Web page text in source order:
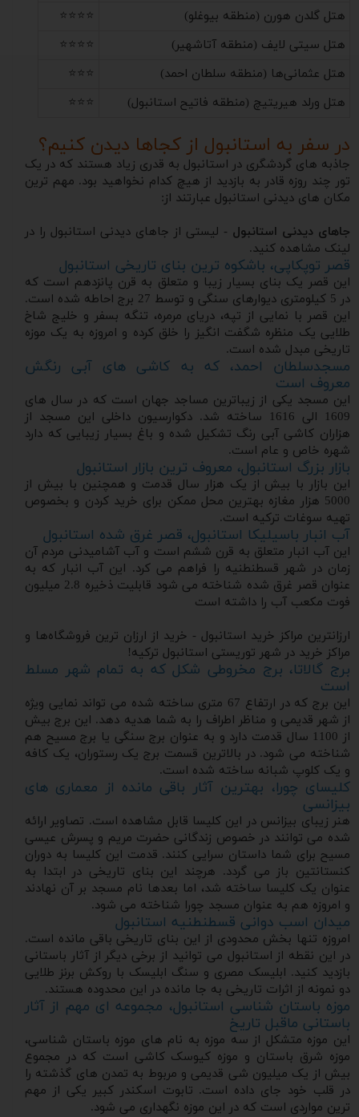
هتل گلدن هورن (منطقه بیوغلو)
⭐⭐⭐⭐
هتل سیتی لایف (منطقه آتاشهیر)
⭐⭐⭐⭐
هتل عثمانی‌ها (منطقه سلطان احمد)
⭐⭐⭐
هتل ورلد هیریتیچ (منطقه فاتیح استانبول)
⭐⭐⭐
در سفر به استانبول از کجاها دیدن کنیم؟
جاذبه های گردشگری در استانبول به قدری زیاد هستند که در یک
تور چند روزه قادر به بازدید از هیچ کدام نخواهید بود. مهم ترین
مکان های دیدنی استانبول عبارتند از:
جاهای دیدنی استانبول - لیستی از جاهای دیدنی استانبول را در
لینک مشاهده کنید.
قصر توپکاپی، باشکوه ترین بنای تاریخی استانبول
این قصر یک بنای بسیار زیبا و متعلق به قرن پانزدهم است که
در 5 کیلومتری دیوارهای سنگی و توسط 27 برج احاطه شده است.
این قصر با نمایی از تپه، دریای مرمره، تنگه بسفر و خلیج شاخ
طلایی یک منظره شگفت انگیز را خلق کرده و امروزه به یک موزه
تاریخی مبدل شده است.
مسجدسلطان احمد، که به کاشی های آبی رنگش
معروف است
این مسجد یکی از زیباترین مساجد جهان است که در سال های
1609 الی 1616 ساخته شد. دکوارسیون داخلی این مسجد از
هزاران کاشی آبی رنگ تشکیل شده و باغ بسیار زیبایی که دارد
شهره خاص و عام است.
بازار بزرگ استانبول، معروف ترین بازار استانبول
این بازار با بیش از یک هزار سال قدمت و همچنین با بیش از
5000 هزار مغازه بهترین محل ممکن برای خرید کردن و بخصوص
تهیه سوغات ترکیه است.
آب انبار باسیلیکا استانبول، قصر غرق شده استانبول
این آب انبار متعلق به قرن ششم است و آب آشامیدنی مردم آن
زمان در شهر قسطنطنیه را فراهم می کرد. این آب انبار که به
عنوان قصر غرق شده شناخته می شود قابلیت ذخیره 2.8 میلیون
فوت مکعب آب را داشته است
ارزانترین مراکز خرید استانبول - خرید از ارزان ترین فروشگاه‌ها و
مراکز خرید در شهر توریستی استانبول ترکیه!
برج گالاتا، برج مخروطی شکل که به تمام شهر مسلط
است
این برج که در ارتفاع 67 متری ساخته شده می تواند نمایی ویژه
از شهر قدیمی و مناظر اطراف را به شما هدیه دهد. این برج بیش
از 1100 سال قدمت دارد و به عنوان برج سنگی یا برج مسیح هم
شناخته می شود. در بالاترین قسمت برج یک رستوران، یک کافه
و یک کلوپ شبانه ساخته شده است.
کلیسای چورا، بهترین آثار باقی مانده از معماری های
بیزانسی
هنر زیبای بیزانس در این کلیسا قابل مشاهده است. تصاویر ارائه
شده می توانند در خصوص زندگانی حضرت مریم و پسرش عیسی
مسیح برای شما داستان سرایی کنند. قدمت این کلیسا به دوران
کنستانتین باز می گردد. هرچند این بنای تاریخی در ابتدا به
عنوان یک کلیسا ساخته شد، اما بعدها نام مسجد بر آن نهادند
و امروزه هم به عنوان مسجد چورا شناخته می شود.
میدان اسب دوانی قسطنطنیه استانبول
امروزه تنها بخش محدودی از این بنای تاریخی باقی مانده است.
در این نقطه از استانبول می توانید از برخی دیگر از آثار باستانی
بازدید کنید. ابلیسک مصری و سنگ ابلیسک با روکش برنز طلایی
دو نمونه از اثرات تاریخی به جا مانده در این محدوده هستند.
موزه باستان شناسی استانبول، مجموعه ای مهم از آثار
باستانی ماقبل تاریخ
این موزه متشکل از سه موزه به نام های موزه باستان شناسی،
موزه شرق باستان و موزه کیوسک کاشی است که در مجموع
بیش از یک میلیون شی قدیمی و مربوط به تمدن های گذشته را
در قلب خود جای داده است. تابوت اسکندر کبیر یکی از مهم
ترین مواردی است که در این موزه نگهداری می شود.